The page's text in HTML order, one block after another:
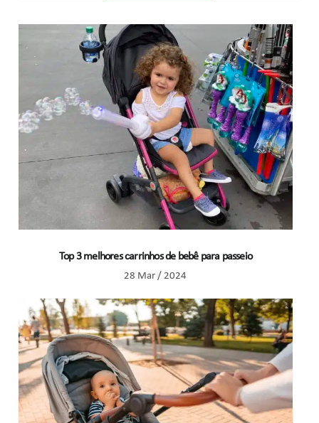
Top 3 melhores carrinhos de bebê para passeio
28 Mar / 2024